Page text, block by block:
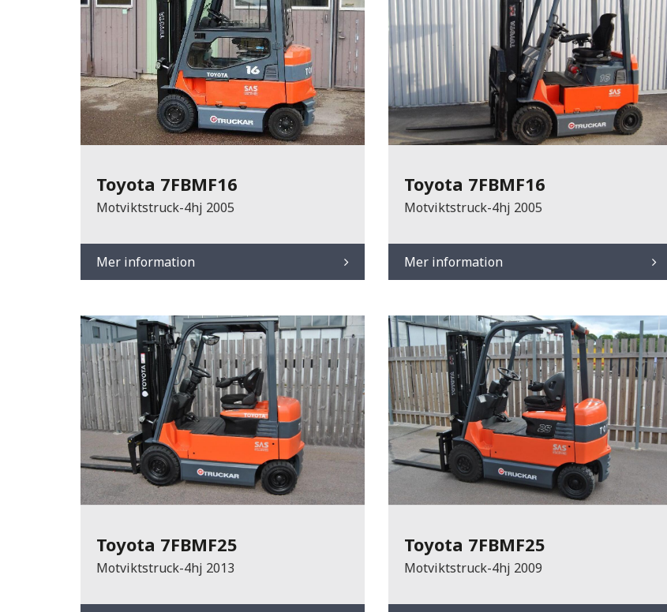
Toyota 7FBMF16
Motviktstruck-4hj 2005
Mer information
Toyota 7FBMF16
Motviktstruck-4hj 2005
Mer information
Toyota 7FBMF25
Motviktstruck-4hj 2013
Toyota 7FBMF25
Motviktstruck-4hj 2009